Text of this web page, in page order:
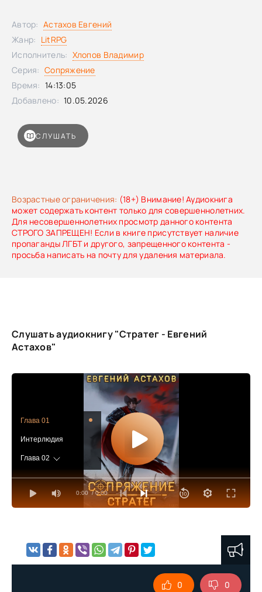
и опаснее другого. В конце концов герой понимает, что
это только начало большого пути, в котором ему придётся
доказать, что он не лыком шит, а его врагам – пожалеть,
что стали таковыми.В девятой книге центральное
действие произойдёт в Бомбее. Именно там егерь
задумал хитрую ловушку для своих оппонентов. Но при
использовании любой ловушки самое главное – не
попасться в неё самому. И вот тут нужно будет
выполнению условий Второго Этапа. Осталось сделать
финальный шаг. Слушайте продолжение захватывающей
истории!
Возрастные ограничения: (18+) Внимание! Аудиокнига
может содержать контент только для совершеннолетних.
Для несовершеннолетних просмотр данного контента
СТРОГО ЗАПРЕЩЕН! Если в книге присутствует наличие
пропаганды ЛГБТ и другого, запрещенного контента -
просьба написать на почту для удаления материала.
СЛУШАТЬ
Автор: Астахов Евгений
Жанр: LitRPG
Исполнитель: Хлопов Владимир
Серия: Сопряжение
Время: 14:13:05
Добавлено: 10.05.2026
Слушать аудиокнигу "Стратег - Евгений
Астахов"
0:00 / 0:00
Глава 01
Интерлюдия
Глава 02
Глава 03
Глава 04
Глава 07
0 0